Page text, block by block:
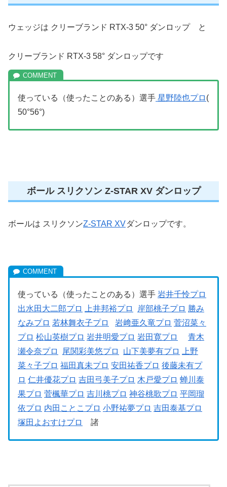
ウェッジは クリーブランド RTX-3 50° ダンロップ と
クリーブランド RTX-3 58° ダンロップです
使っている（使ったことのある）選手 星野陸也プロ (
50°56°)
ボール スリクソン Z-STAR XV ダンロップ
ボールは スリクソンZ-STAR XVダンロップです。
使っている（使ったことのある）選手 岩井千怜プロ
出水田大二郎プロ
上井邦裕プロ 岸部桃子プロ 勝み
なみプロ 若林舞衣子プロ 岩﨑亜久竜プロ 菅沼菜々
プロ 松山英樹プロ 岩井明愛プロ 岩田寛プロ
青木
瀬令奈プロ
尾関彩美悠プロ 山下美夢有プロ
上野
菜々子プロ 福田真未プロ 安田祐香プロ 後藤未有プ
ロ 仁井優花プロ 吉田弓美子プロ 木戸愛プロ 蝉川泰
果プロ 菅楓華プロ 吉川桃プロ 神谷桃歌プロ 平岡瑠
依プロ 内田ことこプロ 小野祐夢プロ 吉田泰基プロ
塚田よおすけプロ
諸